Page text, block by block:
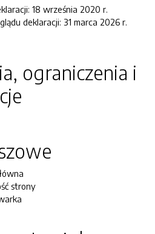
18 września 2020 r.
deklaracji: 31 marca 2026 r.
ograniczenia i
strony